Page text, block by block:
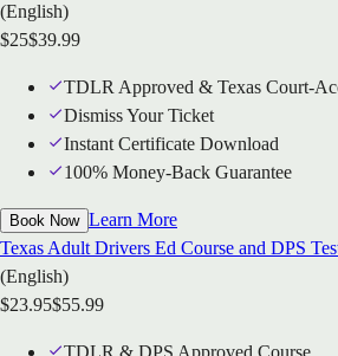
(English)
$25$39.99
TDLR Approved & Texas Court-
Dismiss Your Ticket
Instant Certificate Download
100% Money-Back Guarantee
Book Now Learn More
Texas Adult Drivers Ed Course and DPS
(English)
$23.95$55.99